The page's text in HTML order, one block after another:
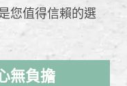
您值得信賴的選
無負擔